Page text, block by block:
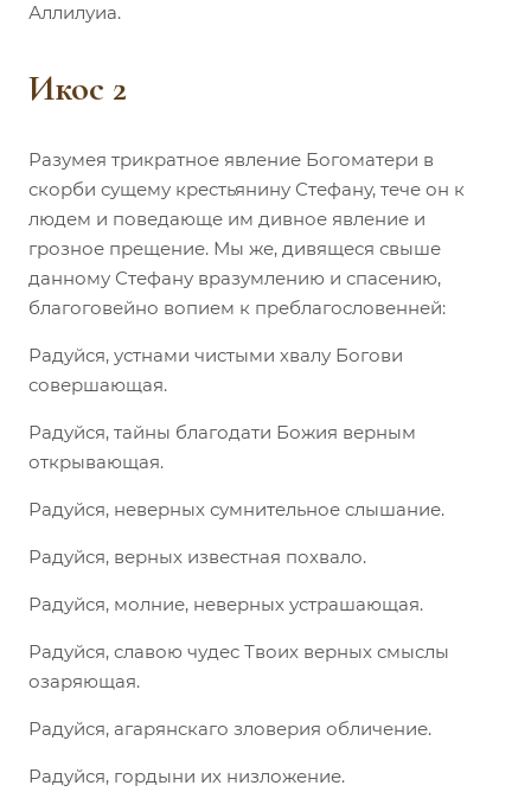
Аллилуиа.
Икос 2
Разумея трикратное явление Богоматери в
скорби сущему крестьянину Стефану, тече он к
людем и поведающе им дивное явление и
грозное прещение. Мы же, дивящеся свыше
данному Стефану вразумлению и спасению,
благоговейно вопием к преблагословенней:
Радуйся, устнами чистыми хвалу Богови
совершающая.
Радуйся, тайны благодати Божия верным
открывающая.
Радуйся, неверных сумнительное слышание.
Радуйся, верных известная похвало.
Радуйся, молние, неверных устрашающая.
Радуйся, славою чудес Твоих верных смыслы
озаряющая.
Радуйся, агарянскаго зловерия обличение.
Радуйся, гордыни их низложение.